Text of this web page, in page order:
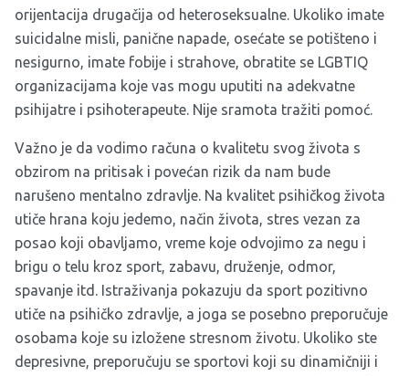
orijentacija drugačija od heteroseksualne. Ukoliko imate
suicidalne misli, panične napade, osećate se potišteno i
nesigurno, imate fobije i strahove, obratite se LGBTIQ
organizacijama koje vas mogu uputiti na adekvatne
psihijatre i psihoterapeute. Nije sramota tražiti pomoć.
Važno je da vodimo računa o kvalitetu svog života s
obzirom na pritisak i povećan rizik da nam bude
narušeno mentalno zdravlje. Na kvalitet psihičkog života
utiče hrana koju jedemo, način života, stres vezan za
posao koji obavljamo, vreme koje odvojimo za negu i
brigu o telu kroz sport, zabavu, druženje, odmor,
spavanje itd. Istraživanja pokazuju da sport pozitivno
utiče na psihičko zdravlje, a joga se posebno preporučuje
osobama koje su izložene stresnom životu. Ukoliko ste
depresivne, preporučuju se sportovi koji su dinamičniji i